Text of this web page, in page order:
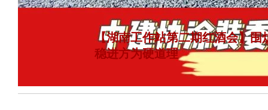
【湖南工作站第二期红酒会】围
稳进方为硬道理